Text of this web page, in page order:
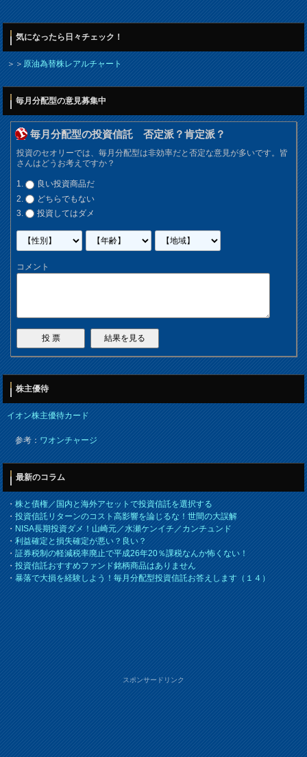
気になったら日々チェック！
＞＞原油為替株レアルチャート
毎月分配型の意見募集中
毎月分配型の投資信託 否定派？肯定派？
投資のセオリーでは、毎月分配型は非効率だと否定な意見が多いです。皆
さんはどうお考えですか？
良い投資商品だ
どちらでもない
投資してはダメ
コメント
株主優待
イオン株主優待カード
参考：ワオンチャージ
最新のコラム
・株と債権／国内と海外アセットで投資信託を選択する
・投資信託リターンのコスト高影響を論じるな！世間の大誤解
・NISA長期投資ダメ！山崎元／水瀬ケンイチ／カンチュンド
・利益確定と損失確定が悪い？良い？
・証券税制の軽減税率廃止で平成26年20％課税なんか怖くない！
・投資信託おすすめファンド銘柄商品はありません
・暴落で大損を経験しよう！毎月分配型投資信託お答えします（１４）
スポンサードリンク